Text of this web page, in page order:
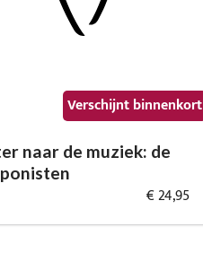
Verschijnt binnenkort
naar de muziek: de
€ 24,95